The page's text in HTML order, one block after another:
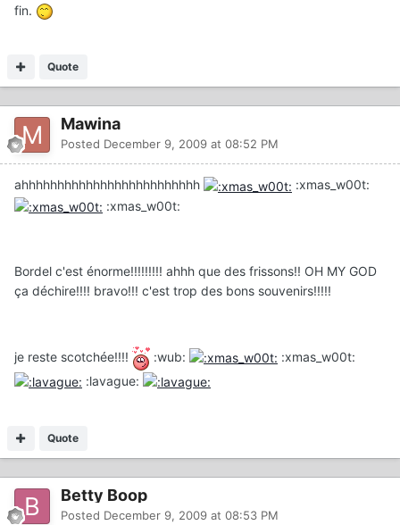
fin.
Quote
Mawina
Posted December 9, 2009 at 08:52 PM
ahhhhhhhhhhhhhhhhhhhhhhhhh
:xmas_w00t:
:xmas_w00t:
Bordel c'est énorme!!!!!!!!! ahhh que des frissons!! OH MY GOD
ça déchire!!!! bravo!!! c'est trop des bons souvenirs!!!!!
je reste scotchée!!!! :wub:
:xmas_w00t:
:lavague:
Quote
Betty Boop
Posted December 9, 2009 at 08:53 PM